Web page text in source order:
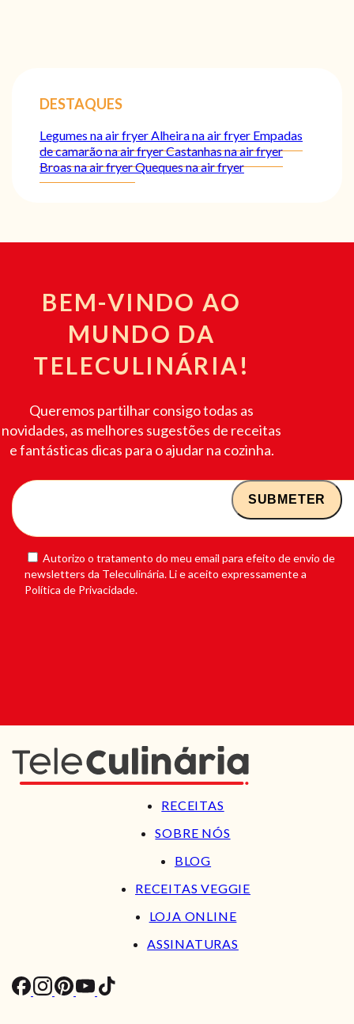
DESTAQUES
Legumes na air fryerAlheira na air fryer Empadas
de camarão na air fryerCastanhas na air fryer
Broas na air fryerQueques na air fryer
BEM-VINDO AO
MUNDO DA
TELECULINÁRIA!
Queremos partilhar consigo todas as
novidades, as melhores sugestões de receitas
e fantásticas dicas para o ajudar na cozinha.
Autorizo o tratamento do meu email para efeito de envio de
newsletters da Teleculinária. Li e aceito expressamente a
Política de Privacidade.
RECEITAS
SOBRE NÓS
BLOG
RECEITAS VEGGIE
LOJA ONLINE
ASSINATURAS